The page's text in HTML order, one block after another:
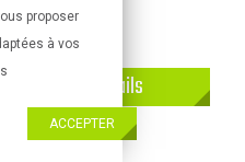
proposer
à vos
ACCEPTER
Détails